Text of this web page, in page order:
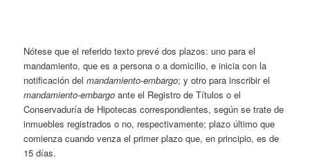
Nótese que el referido texto prevé dos plazos: uno para el
mandamiento, que es a persona o a domicilio, e inicia con la
notificación delmandamiento-embargo; y otro para inscribir el
mandamiento-embargo ante el Registro de Títulos o el
Conservaduría de Hipotecas correspondientes, según se trate de
inmuebles registrados o no, respectivamente; plazo último que
comienza cuando venza el primer plazo que, en principio, es de
15 días.